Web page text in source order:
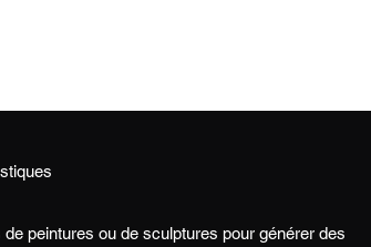
peintures ou de sculptures pour générer des